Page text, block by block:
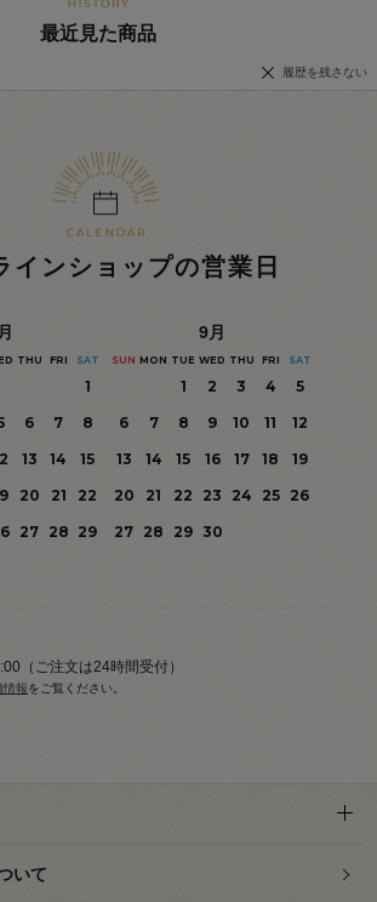
最近見た商品
履歴を残さない
インショップの営業日
THU FRI SAT
1
6 7
8
13 14
15
20 21
22
27 28 29
9月
SUN MON TUE WED THU FRI SAT
1 2 3 4
5
6
7 8 9 10 11
12
13
14 15 16 17 18
19
20
21 22 23 24 25
26
27 28 29 30
（ご注文は24時間受付）
情報をご覧ください。
いて